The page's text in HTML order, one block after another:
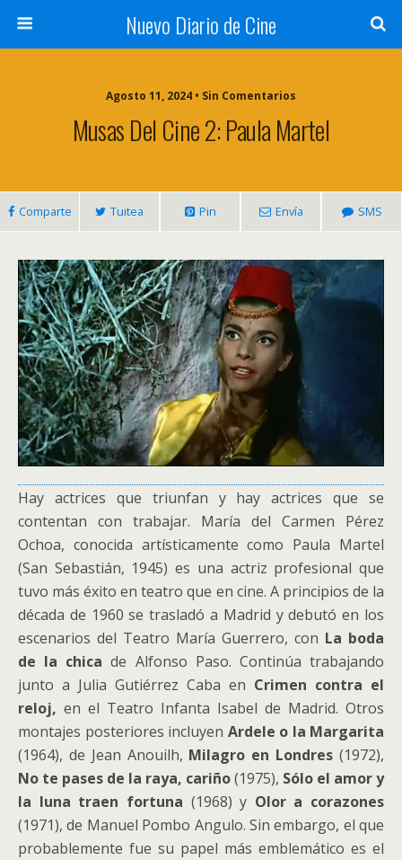
Nuevo Diario de Cine
Agosto 11, 2024 • Sin Comentarios
Musas Del Cine 2: Paula Martel
Comparte Tuitea Pin Envía SMS
Hay actrices que triunfan y hay actrices que se
contentan con trabajar. María del Carmen Pérez
Ochoa, conocida artísticamente como Paula Martel
(San Sebastián, 1945) es una actriz profesional que
tuvo más éxito en teatro que en cine. A principios de la
década de 1960 se trasladó a Madrid y debutó en los
escenarios del Teatro María Guerrero, con La boda
de la chica de Alfonso Paso. Continúa trabajando
junto a Julia Gutiérrez Caba en Crimen contra el
reloj, en el Teatro Infanta Isabel de Madrid. Otros
montajes posteriores incluyen Ardele o la Margarita
(1964), de Jean Anouilh, Milagro en Londres (1972),
No te pases de la raya, cariño(1975), Sólo el amor y
la luna traen fortuna (1968) y Olor a corazones
(1971), de Manuel Pombo Angulo. Sin embargo, el que
probablemente fue su papel más emblemático es el